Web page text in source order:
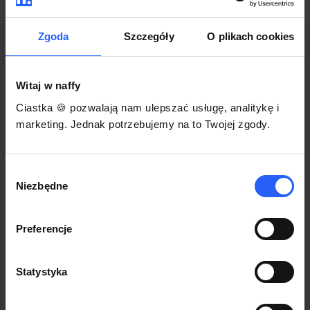
Zgoda Szczegóły O plikach cookies
Witaj w naffy
Ciastka 🍪 pozwalają nam ulepszać usługę, analitykę i
marketing. Jednak potrzebujemy na to Twojej zgody.
zgody
Niezbędne
Preferencje
Statystyka
Korzystaj na dowolnym urządzeniu z
przeglądarką Chrome
Włącz czasową promocję
3
Każdy produkt w naffy ma swój indywidualny link.
gdzie się nim podzielisz z odbiorcami.